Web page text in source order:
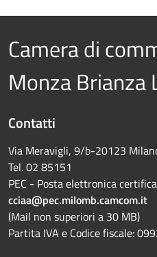
Camera di
Monza Brianza
Contatti
Via Meravigli, 9/b-20123
Tel. 02 85151
PEC - Posta elettronica
cciaa@pec.milomb.camcom.it
(Mail non superiori a 30 MB)
Partita IVA e Codice fiscale: